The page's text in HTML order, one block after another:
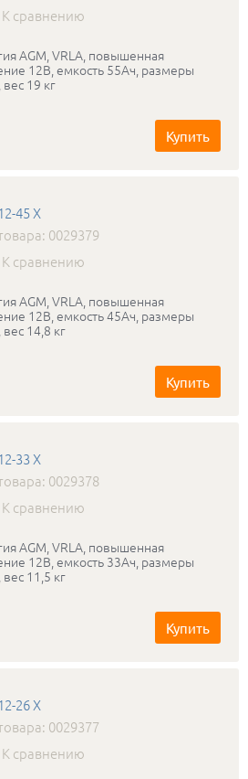
К сравнению
AGM, VRLA, повышенная
12В, емкость 55Ач, размеры
19 кг
Купить
45 X
0029379
К сравнению
AGM, VRLA, повышенная
12В, емкость 45Ач, размеры
14,8 кг
Купить
33 X
0029378
К сравнению
AGM, VRLA, повышенная
12В, емкость 33Ач, размеры
11,5 кг
Купить
26 X
0029377
К сравнению